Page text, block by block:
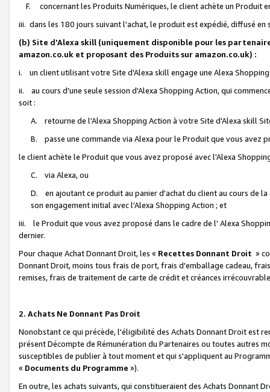
F. concernant les Produits Numériques, le client achète un Produit
iii. dans les 180 jours suivant l'achat, le produit est expédié, diffusé
(b) Site d'Alexa skill (uniquement disponible pour les
amazon.co.uk et proposant des Produits sur amazon.co.uk) :
i. un client utilisant votre Site d'Alexa skill engage une Alexa
ii. au cours d'une seule session d'Alexa Shopping Action, qui
soit :
A. retourne de l'Alexa Shopping Action à votre Site d'Alexa skill
B. passe une commande via Alexa pour le Produit que vous avez
le client achète le Produit que vous avez proposé avec l'Alexa
C. via Alexa, ou
D. en ajoutant ce produit au panier d'achat du client au cours de
son engagement initial avec l'Alexa Shopping Action ; et
iii. le Produit que vous avez proposé dans le cadre de l' Alexa
dernier.
Pour chaque Achat Donnant Droit, les « Recettes Donnant Droit »
Donnant Droit, moins tous frais de port, frais d'emballage cadeau,
remises, frais de traitement de carte de crédit et créances
2. Achats Ne Donnant Pas Droit
Nonobstant ce qui précède, l'éligibilité des Achats Donnant Droit est
présent Décompte de Rémunération du Partenaires ou toutes autres
susceptibles de publier à tout moment et qui s'appliquent au
« Documents du Programme »).
En outre, les achats suivants, qui constitueraient des Achats Donnant